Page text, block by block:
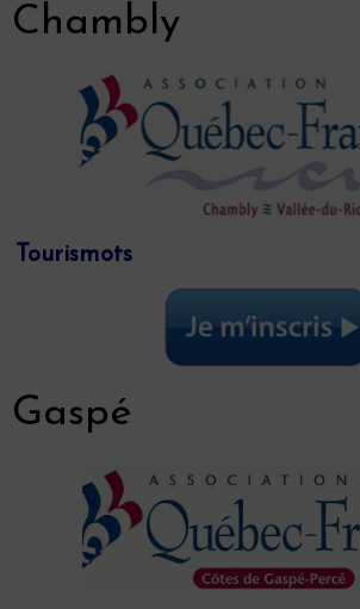
Chambly
Tourismots
Gaspé